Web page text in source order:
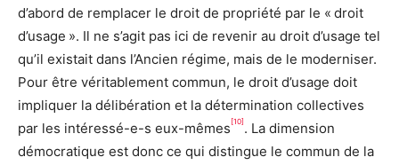
d’abord de remplacer le droit de propriété par le « droit
d’usage ». Il ne s’agit pas ici de revenir au droit d’usage tel
qu’il existait dans l’Ancien régime, mais de le moderniser.
Pour être véritablement commun, le droit d’usage doit
impliquer la délibération et la détermination collectives
par les intéressé-e-s eux-mêmes [10] . La dimension
démocratique est donc ce qui distingue le commun de la